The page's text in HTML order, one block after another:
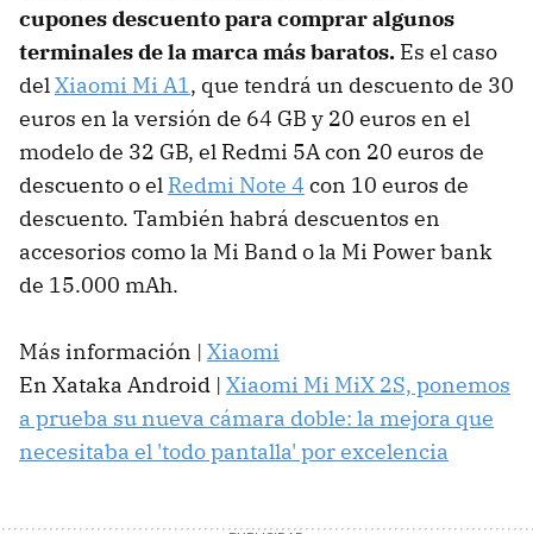
cupones descuento para comprar algunos
terminales de la marca más baratos. Es el caso
del Xiaomi Mi A1 , que tendrá un descuento de 30
euros en la versión de 64 GB y 20 euros en el
modelo de 32 GB, el Redmi 5A con 20 euros de
descuento o el Redmi Note 4 con 10 euros de
descuento. También habrá descuentos en
accesorios como la Mi Band o la Mi Power bank
de 15.000 mAh.
Más información | Xiaomi
En Xataka Android | Xiaomi Mi MiX 2S, ponemos
a prueba su nueva cámara doble: la mejora que
necesitaba el 'todo pantalla' por excelencia